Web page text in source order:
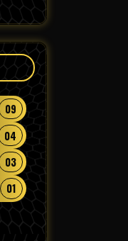
09
04
03
01